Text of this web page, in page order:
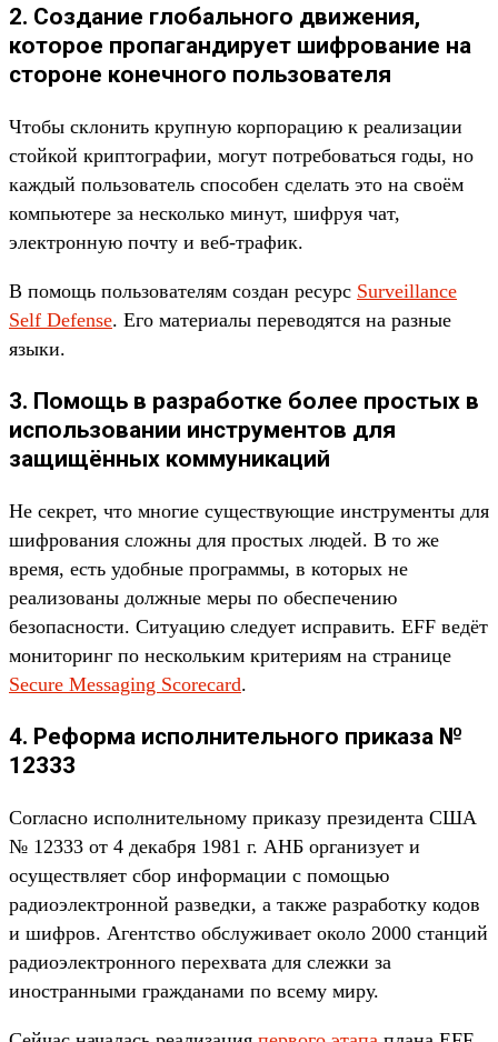
2. Создание глобального движения,
которое пропагандирует шифрование на
стороне конечного пользователя
Чтобы склонить крупную корпорацию к реализации
стойкой криптографии, могут потребоваться годы, но
каждый пользователь способен сделать это на своём
компьютере за несколько минут, шифруя чат,
электронную почту и веб-трафик.
В помощь пользователям создан ресурс Surveillance
Self Defense. Его материалы переводятся на разные
языки.
3. Помощь в разработке более простых в
использовании инструментов для
защищённых коммуникаций
Не секрет, что многие существующие инструменты для
шифрования сложны для простых людей. В то же
время, есть удобные программы, в которых не
реализованы должные меры по обеспечению
безопасности. Ситуацию следует исправить. EFF ведёт
мониторинг по нескольким критериям на странице
Secure Messaging Scorecard.
4. Реформа исполнительного приказа №
12333
Согласно исполнительному приказу президента США
№ 12333 от 4 декабря 1981 г. АНБ организует и
осуществляет сбор информации с помощью
радиоэлектронной разведки, а также разработку кодов
и шифров. Агентство обслуживает около 2000 станций
радиоэлектронного перехвата для слежки за
иностранными гражданами по всему миру.